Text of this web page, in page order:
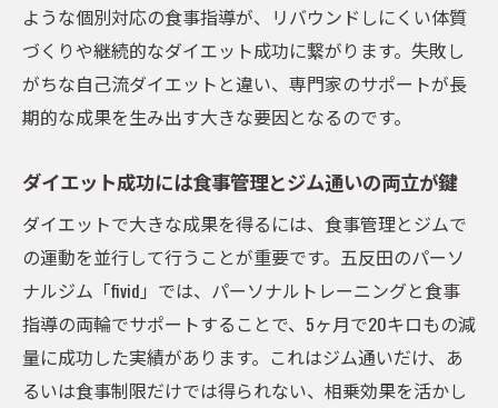
ような個別対応の食事指導が、リバウンドしにくい体質
づくりや継続的なダイエット成功に繋がります。失敗し
がちな自己流ダイエットと違い、専門家のサポートが長
期的な成果を生み出す大きな要因となるのです。
ダイエット成功には食事管理とジム通いの両立が鍵
ダイエットで大きな成果を得るには、食事管理とジムで
の運動を並行して行うことが重要です。五反田のパーソ
ナルジム「fivid」では、パーソナルトレーニングと食事
指導の両輪でサポートすることで、5ヶ月で20キロもの減
量に成功した実績があります。これはジム通いだけ、あ
るいは食事制限だけでは得られない、相乗効果を活かし